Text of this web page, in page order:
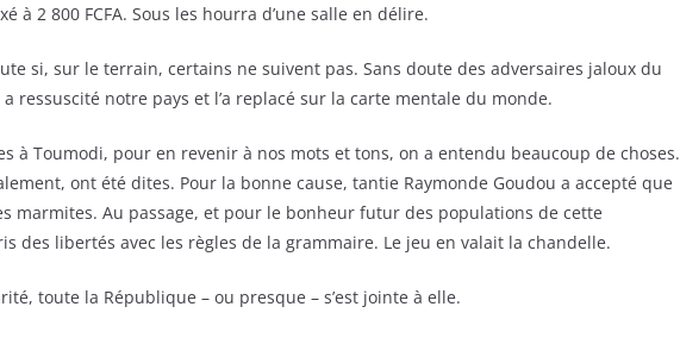
à 2 800 FCFA. Sous les hourra d’une salle en délire.
si, sur le terrain, certains ne suivent pas. Sans doute des adversaires jaloux du
a ressuscité notre pays et l’a replacé sur la carte mentale du monde.
à Toumodi, pour en revenir à nos mots et tons, on a entendu beaucoup de choses.
ont été dites. Pour la bonne cause, tantie Raymonde Goudou a accepté que
marmites. Au passage, et pour le bonheur futur des populations de cette
des libertés avec les règles de la grammaire. Le jeu en valait la chandelle.
toute la République – ou presque – s’est jointe à elle.